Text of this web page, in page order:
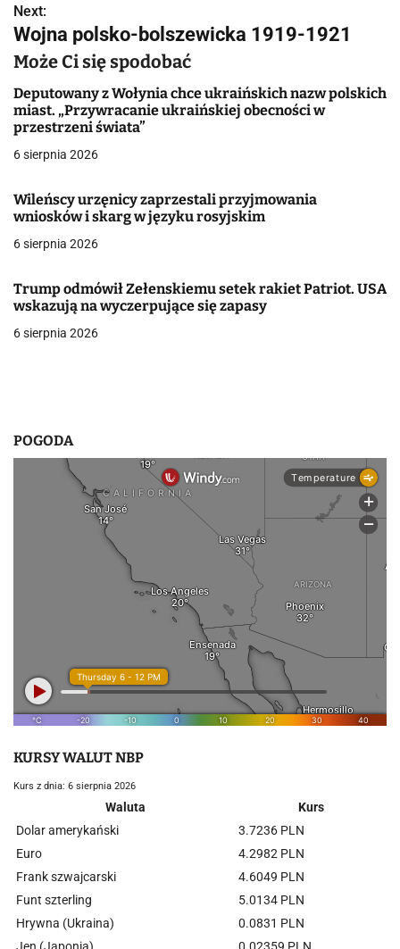
i
g
a
c
j
a
w
i
s
Next:
Wojna polsko-bolszewicka 1919-1921
Może Ci się spodobać
Deputowany z Wołynia chce ukraińskich nazw polskich
miast. „Przywracanie ukraińskiej obecności w
przestrzeni świata”
6 sierpnia 2026
Wileńscy urzęnicy zaprzestali przyjmowania
wniosków i skarg w języku rosyjskim
6 sierpnia 2026
Trump odmówił Zełenskiemu setek rakiet Patriot. USA
wskazują na wyczerpujące się zapasy
6 sierpnia 2026
POGODA
KURSY WALUT NBP
Kurs z dnia: 6 sierpnia 2026
Waluta
Kurs
Dolar amerykański
3.7236 PLN
Euro
4.2982 PLN
Frank szwajcarski
4.6049 PLN
Funt szterling
5.0134 PLN
Hrywna (Ukraina)
0.0831 PLN